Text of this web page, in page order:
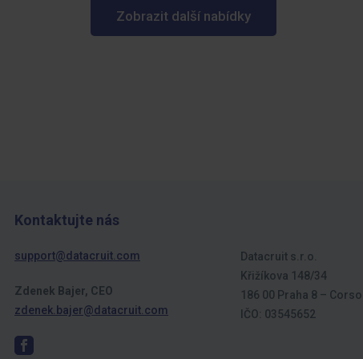
Zobrazit další nabídky
Kontaktujte nás
support@datacruit.com
Zdenek Bajer, CEO
zdenek.bajer@datacruit.com
Datacruit s.r.o.
Křižíkova 148/34
186 00 Praha 8 –
IČO: 03545652